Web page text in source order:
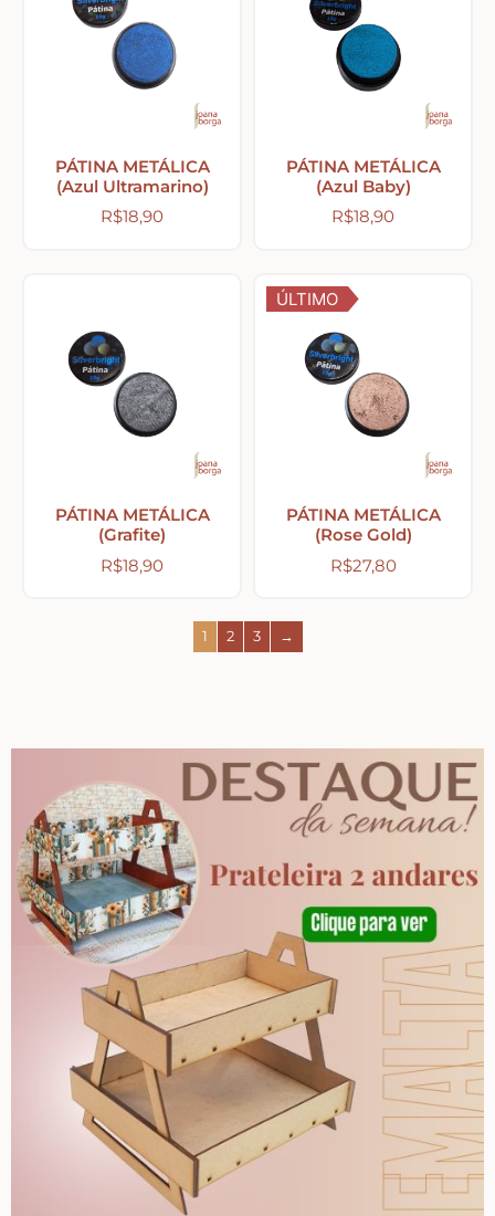
Apliques em Geral
Viagem – Relógios – Engrenagens – Cinema
Peças Diversas em MDF formatos especiais
Aviamentos
Decortela
Rendas – Passamanarias – Fitas
Cordões São Francisco – Cordas
Apliques de Resina
Papéis – Scrapbook – Botons
Imagens para Sublimação
Auxiliares
Acabamentos
Pátinas
Base para Artesanato – Primers – Gesso
PÁTINA METÁLICA
(Azul Ultramarino)
R$18,90
PÁTINA METÁLICA
(Azul Baby)
R$18,90
PÁTINA METÁLICA
(Grafite)
R$18,90
ÚLTIMO
PÁTINA METÁLICA
(Rose Gold)
R$27,80
1 2 3 →